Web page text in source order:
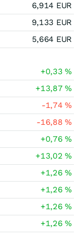
6,914 EUR
9,133 EUR
5,664 EUR
+0,33%
+13,87%
-1,74%
-16,88%
+0,76%
+13,02%
+1,26%
+1,26%
+1,26%
+1,26%